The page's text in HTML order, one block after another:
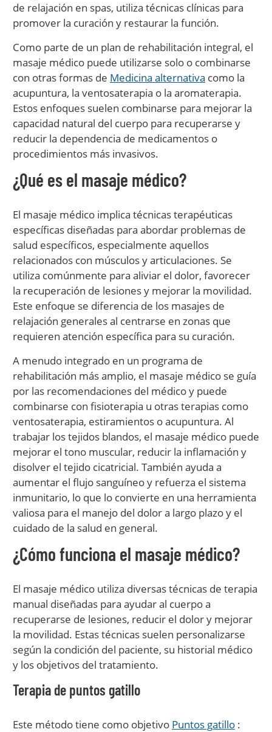
de relajación en spas, utiliza técnicas clínicas para
promover la curación y restaurar la función.
Como parte de un plan de rehabilitación integral, el
masaje médico puede utilizarse solo o combinarse
con otras formas de Medicina alternativa como la
acupuntura, la ventosaterapia o la aromaterapia.
Estos enfoques suelen combinarse para mejorar la
capacidad natural del cuerpo para recuperarse y
reducir la dependencia de medicamentos o
procedimientos más invasivos.
¿Qué es el masaje médico?
El masaje médico implica técnicas terapéuticas
específicas diseñadas para abordar problemas de
salud específicos, especialmente aquellos
relacionados con músculos y articulaciones. Se
utiliza comúnmente para aliviar el dolor, favorecer
la recuperación de lesiones y mejorar la movilidad.
Este enfoque se diferencia de los masajes de
relajación generales al centrarse en zonas que
requieren atención específica para su curación.
A menudo integrado en un programa de
rehabilitación más amplio, el masaje médico se guía
por las recomendaciones del médico y puede
combinarse con fisioterapia u otras terapias como
ventosaterapia, estiramientos o acupuntura. Al
trabajar los tejidos blandos, el masaje médico puede
mejorar el tono muscular, reducir la inflamación y
disolver el tejido cicatricial. También ayuda a
aumentar el flujo sanguíneo y refuerza el sistema
inmunitario, lo que lo convierte en una herramienta
valiosa para el manejo del dolor a largo plazo y el
cuidado de la salud en general.
¿Cómo funciona el masaje médico?
El masaje médico utiliza diversas técnicas de terapia
manual diseñadas para ayudar al cuerpo a
recuperarse de lesiones, reducir el dolor y mejorar
la movilidad. Estas técnicas suelen personalizarse
según la condición del paciente, su historial médico
y los objetivos del tratamiento.
Terapia de puntos gatillo
Este método tiene como objetivo Puntos gatillo :